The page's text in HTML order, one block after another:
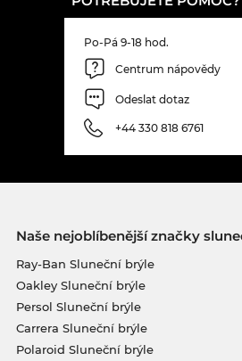
Po-Pá 9-18 hod.
Centrum nápovědy
Odeslat dotaz
+44 330 818 6761
Naše nejoblíbenější značky
Ray-Ban Sluneční brýle
Oakley Sluneční brýle
Persol Sluneční brýle
Carrera Sluneční brýle
Polaroid Sluneční brýle